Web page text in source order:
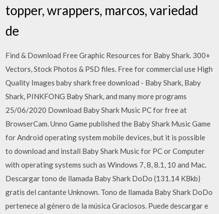
topper, wrappers, marcos, variedad
de
Find & Download Free Graphic Resources for Baby Shark. 300+
Vectors, Stock Photos & PSD files. Free for commercial use High
Quality Images baby shark free download - Baby Shark, Baby
Shark, PINKFONG Baby Shark, and many more programs
25/06/2020 Download Baby Shark Music PC for free at
BrowserCam. Unno Game published the Baby Shark Music Game
for Android operating system mobile devices, but it is possible
to download and install Baby Shark Music for PC or Computer
with operating systems such as Windows 7, 8, 8.1, 10 and Mac.
Descargar tono de llamada Baby Shark DoDo (131.14 KBkb)
gratis del cantante Unknown. Tono de llamada Baby Shark DoDo
pertenece al género de la música Graciosos. Puede descargar e